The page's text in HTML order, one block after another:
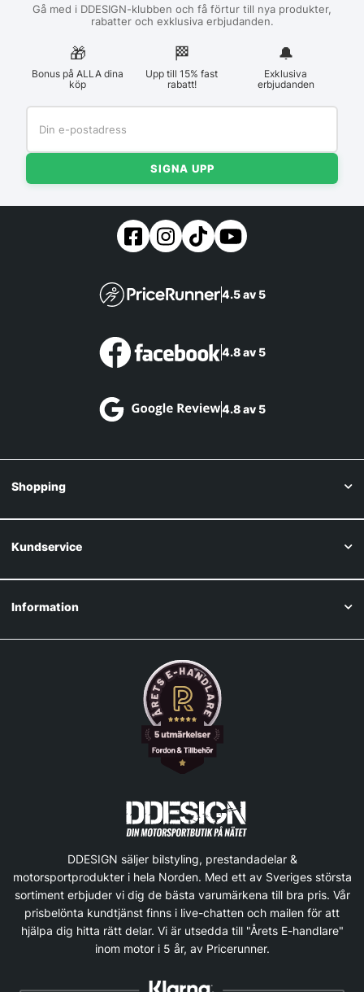
Gå med i DDESIGN-klubben och få förtur till nya produkter,
rabatter och exklusiva erbjudanden.
🎁
Bonus på ALLA dina
köp
🏁︎
Upp till 15% fast
rabatt!
🔔
Exklusiva
erbjudanden
SIGNA UPP
4.5 av 5
4.8 av 5
4.8 av 5
Shopping
Kundservice
Information
DDESIGN säljer bilstyling, prestandadelar &
motorsportprodukter i hela Norden. Med ett av Sveriges största
sortiment erbjuder vi dig de bästa varumärkena till bra pris. Vår
prisbelönta kundtjänst finns i live-chatten och mailen för att
hjälpa dig hitta rätt delar. Vi är utsedda till "Årets E-handlare"
inom motor i 5 år, av Pricerunner.